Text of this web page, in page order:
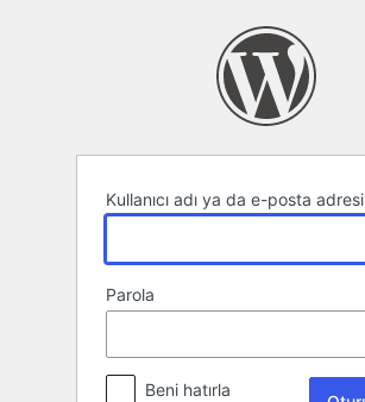
Kullanıcı adı ya da e-posta adresi
Parola
Beni hatırla